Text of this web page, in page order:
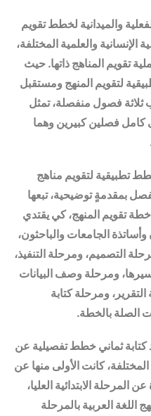
والميدانية لخطط تقويم
والعلمية المختلفة،
تقويم المناهج ذاتها. حيث
لتقويم المنهج ومستقبل
ثلاثة فصول منفصلة،تمثل
كامل فصلين كبيرين وهما
تطبيقية لتقويم مناهج
بمقدمةٍ توضيحية، تبعها
تقويم المنهج، كي يقتدي
الجامعات والباحثون،
التصميم، ومرحلة التنفيذ،
ومرحلة وصف البيانات
ومرحلة كتابة
الصلة بالخطة.
كتابة ثماني خطط تفصيلية عن
كانت الأولى منها عن
المرحلة الابتدائية العليا،
اللغة العربية بالمرحلة